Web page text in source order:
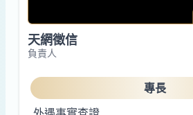
專長
天網徵信
負責人